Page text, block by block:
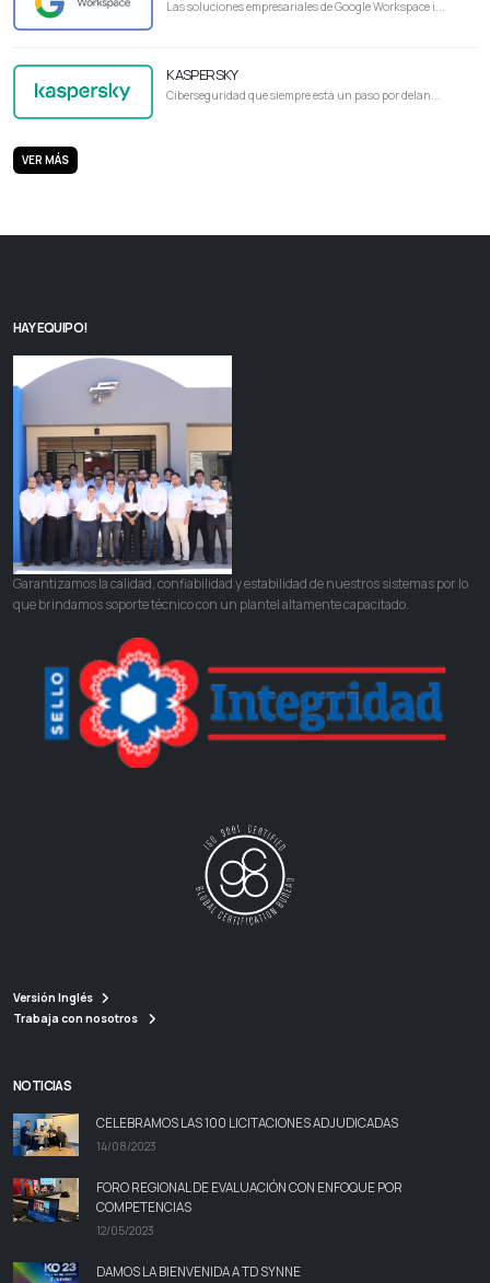
Las soluciones empresariales de Google Workspace i...
KASPERSKY
Ciberseguridad que siempre está un paso por delan...
VER MÁS
HAY EQUIPO!
Garantizamos la calidad, confiabilidad y estabilidad de nuestros sistemas por lo
que brindamos soporte técnico con un plantel altamente capacitado.
Versión Inglés
Trabaja con nosotros
NOTICIAS
CELEBRAMOS LAS 100 LICITACIONES ADJUDICADAS
14/08/2023
FORO REGIONAL DE EVALUACIÓN CON ENFOQUE POR
COMPETENCIAS
12/05/2023
DAMOS LA BIENVENIDA A TD SYNNE